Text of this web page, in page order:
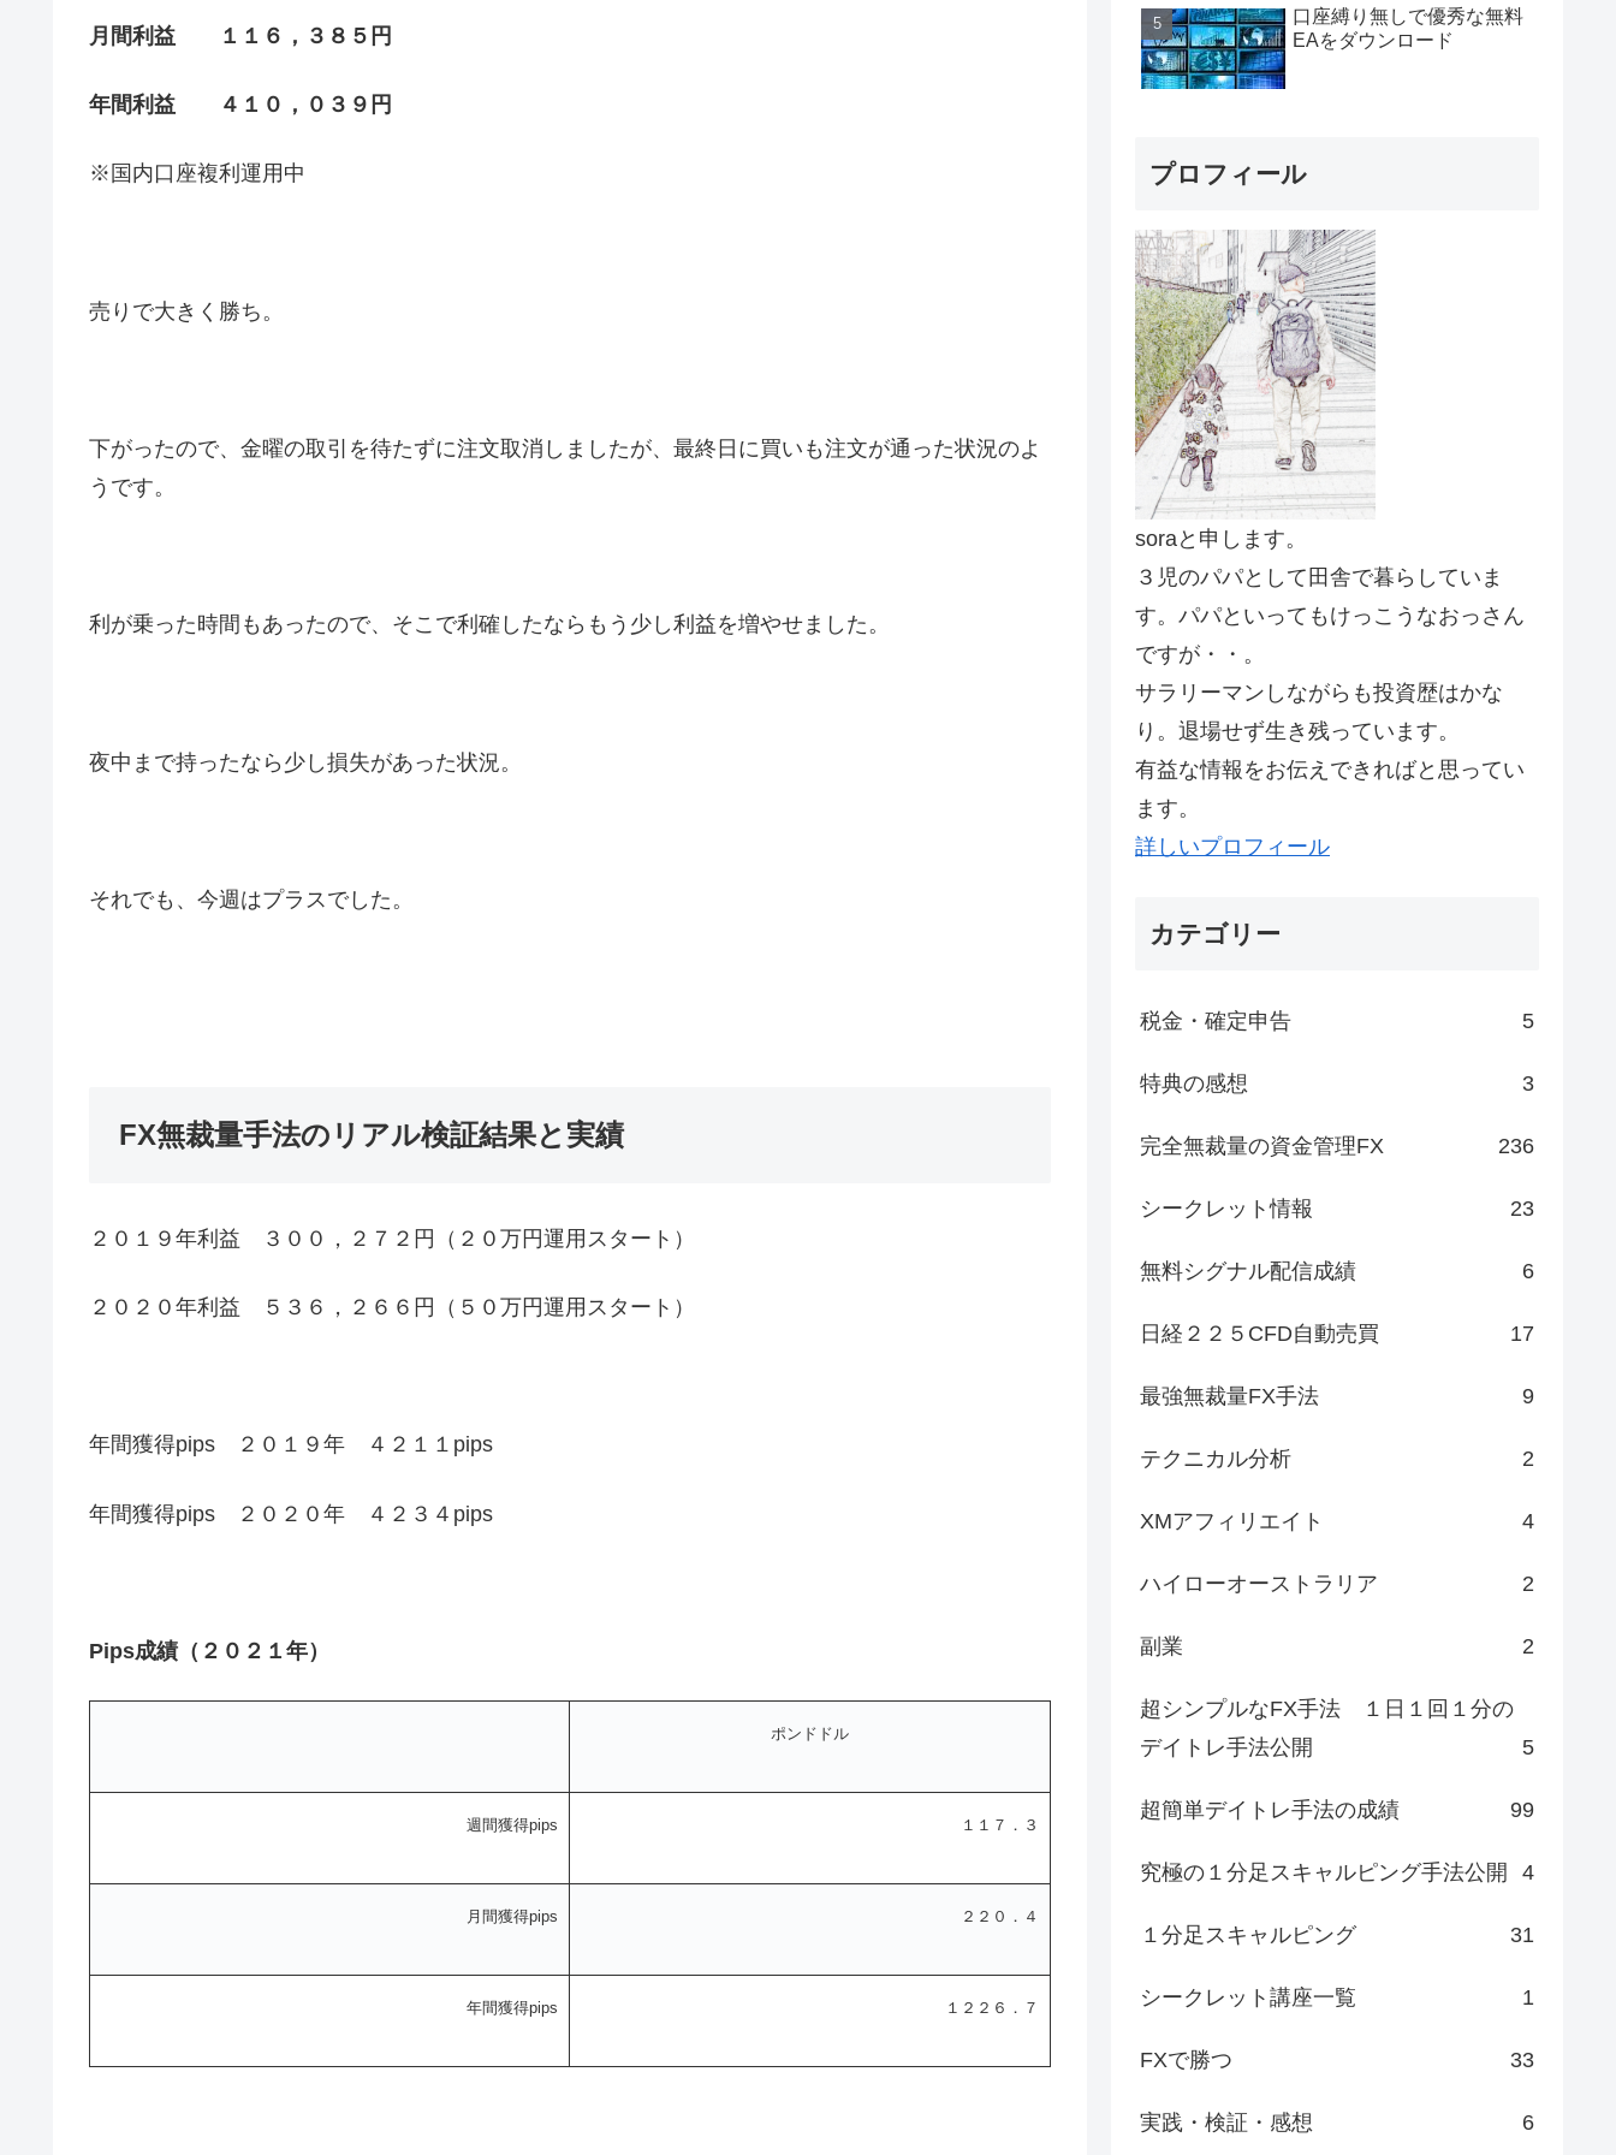
月間利益 １１６，３８５円
年間利益 ４１０，０３９円
※国内口座複利運用中
売りで大きく勝ち。
下がったので、金曜の取引を待たずに注文取消しましたが、最終日に買いも注文が通った状況のよ
うです。
利が乗った時間もあったので、そこで利確したならもう少し利益を増やせました。
夜中まで持ったなら少し損失があった状況。
それでも、今週はプラスでした。
FX無裁量手法のリアル検証結果と実績
２０１９年利益 ３００，２７２円（２０万円運用スタート）
２０２０年利益 ５３６，２６６円（５０万円運用スタート）
年間獲得pips ２０１９年 ４２１１pips
年間獲得pips ２０２０年 ４２３４pips
Pips成績（２０２１年）
ポンドドル
週間獲得pips １１７．３
月間獲得pips ２２０．４
年間獲得pips １２２６．７
口座縛り無しで優秀な無料
EAをダウンロード
プロフィール
soraと申します。
３児のパパとして田舎で暮らしていま
す。パパといってもけっこうなおっさん
ですが・・。
サラリーマンしながらも投資歴はかな
り。退場せず生き残っています。
有益な情報をお伝えできればと思ってい
ます。
詳しいプロフィール
カテゴリー
税金・確定申告 5
特典の感想 3
完全無裁量の資金管理FX 236
シークレット情報 23
無料シグナル配信成績 6
日経２２５CFD自動売買 17
最強無裁量FX手法 9
テクニカル分析 2
XMアフィリエイト 4
ハイローオーストラリア 2
副業 2
超シンプルなFX手法 １日１回１分の
デイトレ手法公開
5
超簡単デイトレ手法の成績 99
究極の１分足スキャルピング手法公開 4
１分足スキャルピング 31
シークレット講座一覧 1
FXで勝つ 33
実践・検証・感想 6